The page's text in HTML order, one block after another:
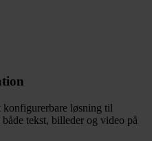
løsning til
tekst, billeder og video på